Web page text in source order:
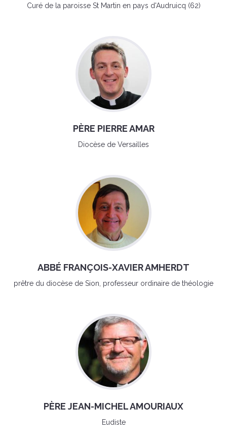
Curé de la paroisse St Martin en pays d'Audruicq (62)
PÈRE PIERRE AMAR
Diocèse de Versailles
ABBÉ FRANÇOIS-XAVIER AMHERDT
prêtre du diocèse de Sion, professeur ordinaire de théologie
PÈRE JEAN-MICHEL AMOURIAUX
Eudiste